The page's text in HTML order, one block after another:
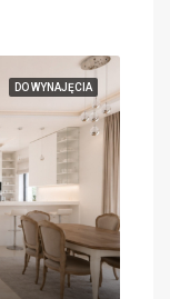
DO WYNAJĘCIA